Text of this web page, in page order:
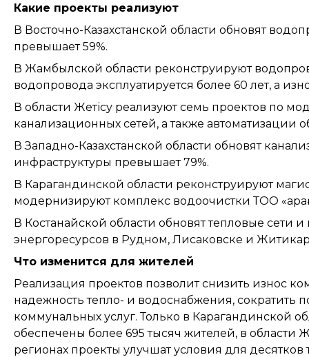
Какие проекты реализуют
В Восточно-Казахстанской области обновят
превышает 59%.
В Жамбылской области реконструируют
водопровода эксплуатируется более 60 лет, а
В области Жетісу реализуют семь проектов по
канализационных сетей, а также автоматизации
В Западно-Казахстанской области обновят
инфраструктуры превышает 79%.
В Карагандинской области реконструируют
модернизируют комплекс водоочистки ТОО
В Костанайской области обновят тепловые сети
энергоресурсов в Рудном, Лисаковске и
Что изменится для жителей
Реализация проектов позволит снизить износ
надежность тепло- и водоснабжения, сократить
коммунальных услуг. Только в Карагандинской
обеспечены более 695 тысяч жителей, в области
регионах проекты улучшат условия для десятков